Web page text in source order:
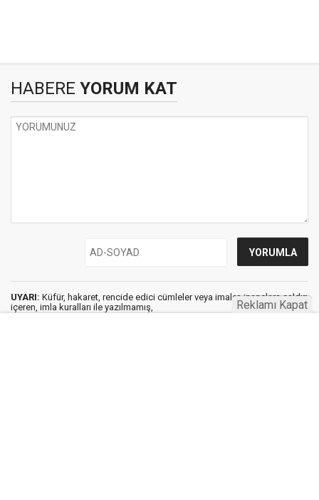
HABERE YORUM KAT
UYARI: Küfür, hakaret, rencide edici cümleler veya imalar, inançlara saldırı
içeren, imla kuralları ile yazılmamış,
Reklamı Kapat